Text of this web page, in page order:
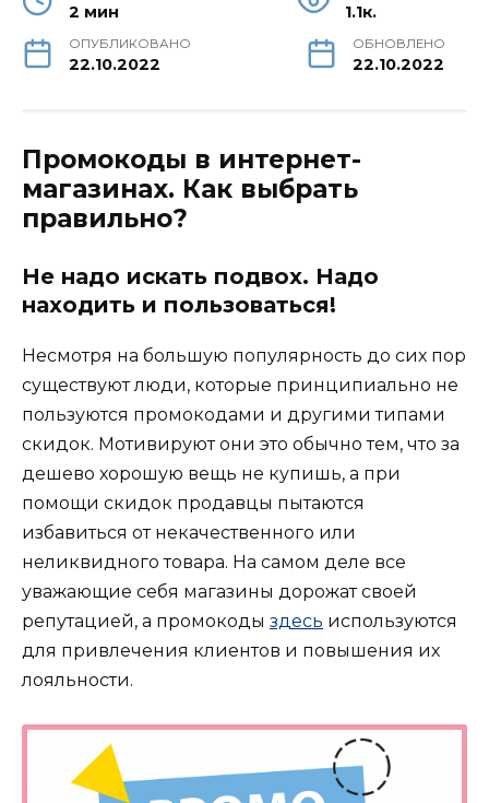
2 мин 1.1к.
ОПУБЛИКОВАНО
22.10.2022
ОБНОВЛЕНО
22.10.2022
Промокоды в интернет-
магазинах. Как выбрать
правильно?
Не надо искать подвох. Надо
находить и пользоваться!
Несмотря на большую популярность до сих пор
существуют люди, которые принципиально не
пользуются промокодами и другими типами
скидок. Мотивируют они это обычно тем, что за
дешево хорошую вещь не купишь, а при
помощи скидок продавцы пытаются
избавиться от некачественного или
неликвидного товара. На самом деле все
уважающие себя магазины дорожат своей
репутацией, а промокоды здесь используются
для привлечения клиентов и повышения их
лояльности.